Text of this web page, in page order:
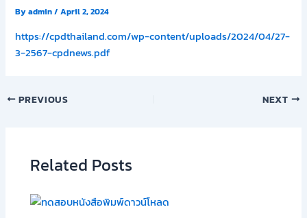
Byadmin/April 2, 2024
https://cpdthailand.com/wp-content/uploads/2024/04/27-
3-2567-cpdnews.pdf
PREVIOUS NEXT
Related Posts